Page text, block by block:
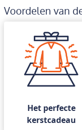
Voordelen van
Het perfecte
kerstcadeau